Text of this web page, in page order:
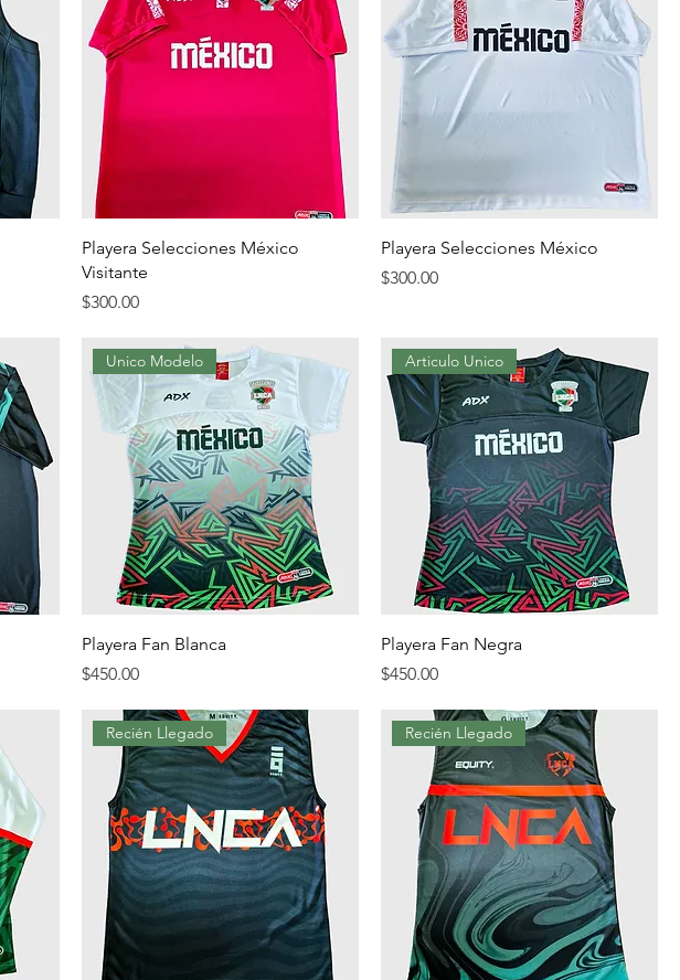
Playera Selecciones México
Visitante
Precio
$300.00
Playera Selecciones México
Precio
$300.00
Unico Modelo
Playera Fan Blanca
Precio
$450.00
Articulo Unico
Playera Fan Negra
Precio
$450.00
Recién Llegado Recién Llegado